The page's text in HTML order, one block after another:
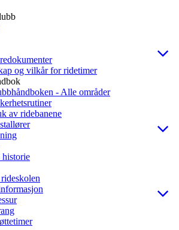
og vilkår for ridetimer
- Alle områder
av ridebanene